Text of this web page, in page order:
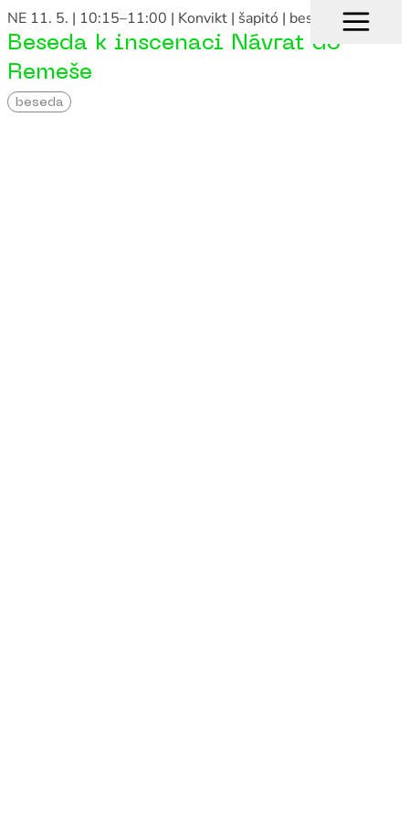
NE 11. 5. | 10:15–11:00 | Konvikt | šapitó | beseda
Beseda k inscenaci Návrat do
Remeše
beseda